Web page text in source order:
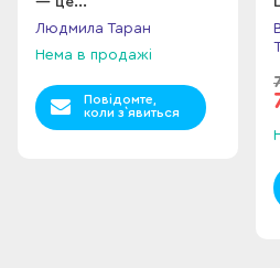
Людмила Таран
Нема в продажі
Повідомте,
коли з`явиться